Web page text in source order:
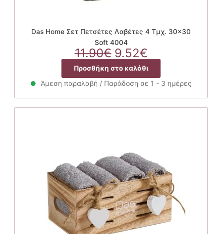
Das Home Σετ Πετσέτες Λαβέτες 4 Τμχ. 30×30
Soft 4004
11.90€ Original
price
was:
11.90€.
9.52€Η
τρέχουσα
τιμή
είναι:
9.52€.
Προσθήκη στο καλάθι
Άμεση παραλαβή / Παράδοση σε 1 - 3 ημέρες